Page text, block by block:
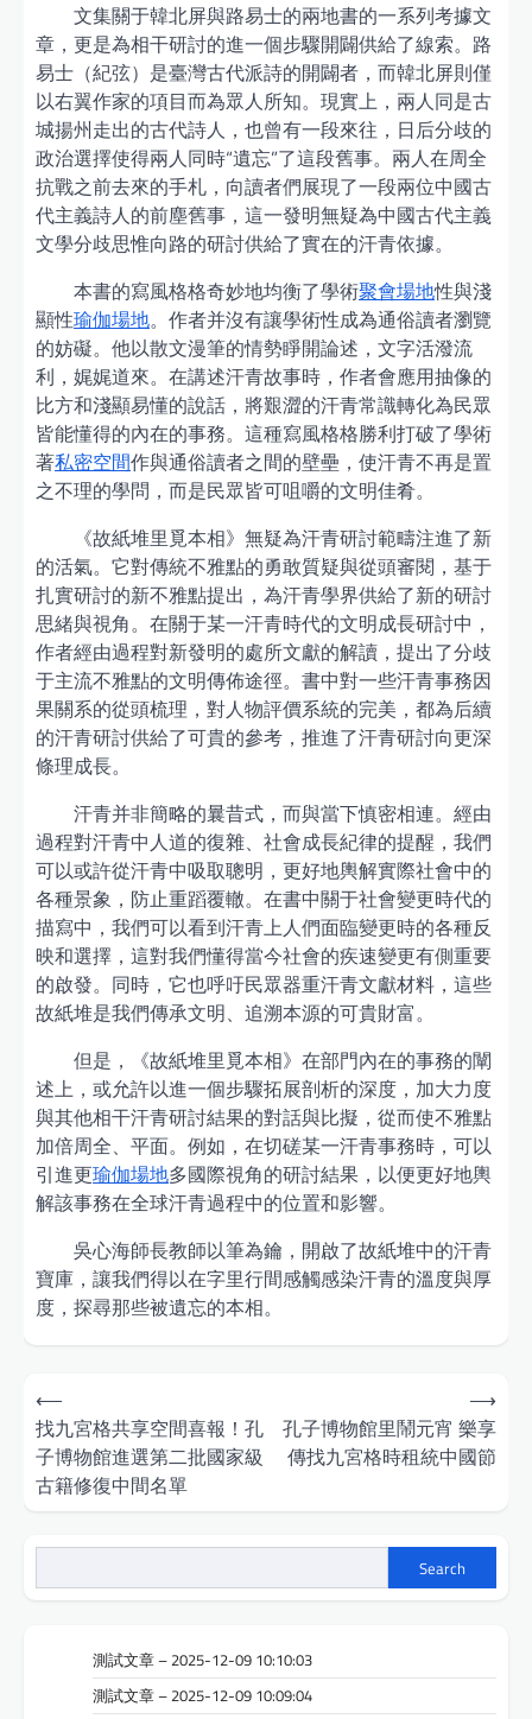
文集關于韓北屏與路易士的兩地書的一系列考據文
章，更是為相干研討的進一個步驟開闢供給了線索。路
易士（紀弦）是臺灣古代派詩的開闢者，而韓北屏則僅
以右翼作家的項目而為眾人所知。現實上，兩人同是古
城揚州走出的古代詩人，也曾有一段來往，日后分歧的
政治選擇使得兩人同時“遺忘”了這段舊事。兩人在周全
抗戰之前去來的手札，向讀者們展現了一段兩位中國古
代主義詩人的前塵舊事，這一發明無疑為中國古代主義
文學分歧思惟向路的研討供給了實在的汗青依據。
本書的寫風格格奇妙地均衡了學術聚會場地性與淺
顯性瑜伽場地。作者并沒有讓學術性成為通俗讀者瀏覽
的妨礙。他以散文漫筆的情勢睜開論述，文字活潑流
利，娓娓道來。在講述汗青故事時，作者會應用抽像的
比方和淺顯易懂的說話，將艱澀的汗青常識轉化為民眾
皆能懂得的內在的事務。這種寫風格格勝利打破了學術
著私密空間作與通俗讀者之間的壁壘，使汗青不再是置
之不理的學問，而是民眾皆可咀嚼的文明佳肴。
《故紙堆里覓本相》無疑為汗青研討範疇注進了新
的活氣。它對傳統不雅點的勇敢質疑與從頭審閱，基于
扎實研討的新不雅點提出，為汗青學界供給了新的研討
思緒與視角。在關于某一汗青時代的文明成長研討中，
作者經由過程對新發明的處所文獻的解讀，提出了分歧
于主流不雅點的文明傳佈途徑。書中對一些汗青事務因
果關系的從頭梳理，對人物評價系統的完美，都為后續
的汗青研討供給了可貴的參考，推進了汗青研討向更深
條理成長。
汗青并非簡略的曩昔式，而與當下慎密相連。經由
過程對汗青中人道的復雜、社會成長紀律的提醒，我們
可以或許從汗青中吸取聰明，更好地輿解實際社會中的
各種景象，防止重蹈覆轍。在書中關于社會變更時代的
描寫中，我們可以看到汗青上人們面臨變更時的各種反
映和選擇，這對我們懂得當今社會的疾速變更有側重要
的啟發。同時，它也呼吁民眾器重汗青文獻材料，這些
故紙堆是我們傳承文明、追溯本源的可貴財富。
但是，《故紙堆里覓本相》在部門內在的事務的闡
述上，或允許以進一個步驟拓展剖析的深度，加大力度
與其他相干汗青研討結果的對話與比擬，從而使不雅點
加倍周全、平面。例如，在切磋某一汗青事務時，可以
引進更瑜伽場地多國際視角的研討結果，以便更好地輿
解該事務在全球汗青過程中的位置和影響。
吳心海師長教師以筆為鑰，開啟了故紙堆中的汗青
寶庫，讓我們得以在字里行間感觸感染汗青的溫度與厚
度，探尋那些被遺忘的本相。
Post
navigation
⟵
找九宮格共享空間喜報！孔
子博物館進選第二批國家級
古籍修復中間名單
孔子博物館里鬧元宵 樂享
傳找九宮格時租統中國節
⟶
Search
測試文章 – 2025-12-09 10:10:03
測試文章 – 2025-12-09 10:09:04